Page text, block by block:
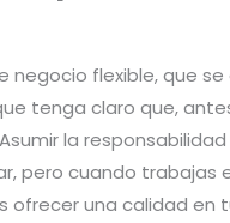
negocio flexible, que
tenga claro que,
la
pero cuando trabajas
una calidad en